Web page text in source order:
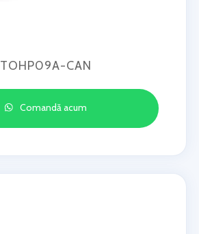
TOHP09A-CAN
Comandă acum